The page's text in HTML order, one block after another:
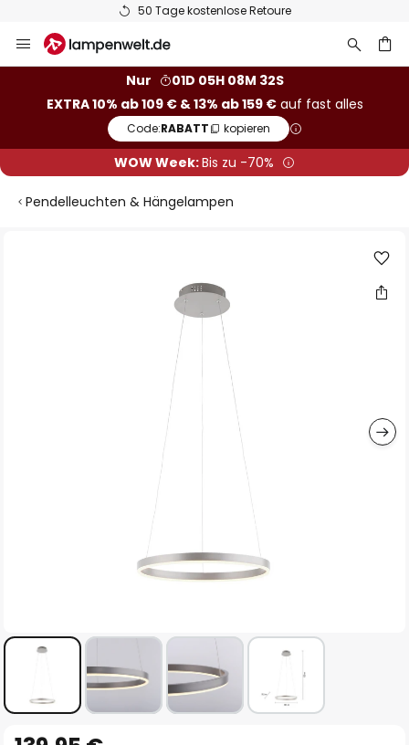
50 Tage kostenlose Retoure
Inhalt
Nur
01D 05H 08M 31S
EXTRA 10% ab 109 € & 13% ab 159 €auf fast alles
Code:RABATT kopieren
WOW Week:Bis zu -70%
Pendelleuchten & Hängelampen